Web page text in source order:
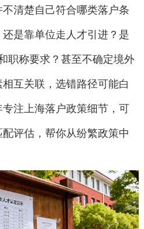
清楚自己符合哪类落户条
是靠单位走人才引进？是
职称要求？甚至不确定境外
互关联，选错路径可能白
注上海落户政策细节，可
评估，帮你从纷繁政策中